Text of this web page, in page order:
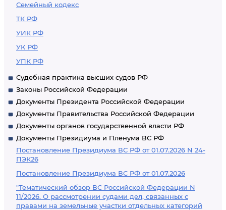
Семейный кодекс
ТК РФ
УИК РФ
УК РФ
УПК РФ
Судебная практика высших судов РФ
Законы Российской Федерации
Документы Президента Российской Федерации
Документы Правительства Российской Федерации
Документы органов государственной власти РФ
Документы Президиума и Пленума ВС РФ
Постановление Президиума ВС РФ от 01.07.2026 N 24-
ПЭК26
Постановление Президиума ВС РФ от 01.07.2026
"Тематический обзор ВС Российской Федерации N
11/2026. О рассмотрении судами дел, связанных с
правами на земельные участки отдельных категорий